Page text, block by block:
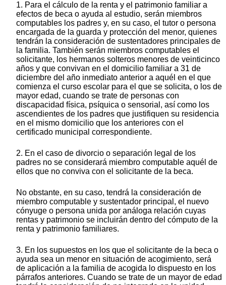
1. Para el cálculo de la renta y el patrimonio familiar a
efectos de beca o ayuda al estudio, serán miembros
computables los padres y, en su caso, el tutor o persona
encargada de la guarda y protección del menor, quienes
tendrán la consideración de sustentadores principales de
la familia. También serán miembros computables el
solicitante, los hermanos solteros menores de veinticinco
años y que convivan en el domicilio familiar a 31 de
diciembre del año inmediato anterior a aquél en el que
comienza el curso escolar para el que se solicita, o los de
mayor edad, cuando se trate de personas con
discapacidad física, psíquica o sensorial, así como los
ascendientes de los padres que justifiquen su residencia
en el mismo domicilio que los anteriores con el
certificado municipal correspondiente.
2. En el caso de divorcio o separación legal de los
padres no se considerará miembro computable aquél de
ellos que no conviva con el solicitante de la beca.
No obstante, en su caso, tendrá la consideración de
miembro computable y sustentador principal, el nuevo
cónyuge o persona unida por análoga relación cuyas
rentas y patrimonio se incluirán dentro del cómputo de la
renta y patrimonio familiares.
3. En los supuestos en los que el solicitante de la beca o
ayuda sea un menor en situación de acogimiento, será
de aplicación a la familia de acogida lo dispuesto en los
párrafos anteriores. Cuando se trate de un mayor de edad